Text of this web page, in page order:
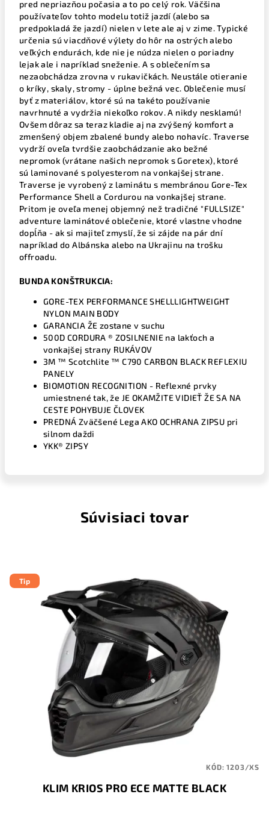
pred nepriazňou počasia a to po celý rok. Väčšina
používateľov tohto modelu totiž jazdí (alebo sa
predpokladá že jazdí) nielen v lete ale aj v zime. Typické
určenia sú viacdňové výlety do hôr na ostrých alebo
veľkých endurách, kde nie je núdza nielen o poriadny
lejak ale i napríklad sneženie. A s oblečením sa
nezaobchádza zrovna v rukavičkách. Neustále otieranie
o kríky, skaly, stromy - úplne bežná vec. Oblečenie musí
byť z materiálov, ktoré sú na takéto používanie
navrhnuté a vydržia niekoľko rokov. A nikdy nesklamú!
Ovšem dôraz sa teraz kladie aj na zvýšený komfort a
zmenšený objem zbalené bundy alebo nohavíc. Traverse
vydrží oveľa tvrdšie zaobchádzanie ako bežné
nepromok (vrátane našich nepromok s Goretex), ktoré
sú laminované s polyesterom na vonkajšej strane.
Traverse je vyrobený z laminátu s membránou Gore-Tex
Performance Shell a Cordurou na vonkajšej strane.
Pritom je oveľa menej objemný než tradičné "FULLSIZE"
adventure laminátové oblečenie, ktoré vlastne vhodne
dopĺňa - ak si majiteľ zmyslí, že si zájde na pár dní
napríklad do Albánska alebo na Ukrajinu na trošku
offroadu.
BUNDA KONŠTRUKCIA:
GORE-TEX PERFORMANCE SHELLLIGHTWEIGHT
NYLON MAIN BODY
GARANCIA ŽE zostane v suchu
500D CORDURA ® ZOSILNENIE na lakťoch a
vonkajšej strany RUKÁVOV
3M ™ Scotchlite ™ C790 CARBON BLACK REFLEXIU
PANELY
BIOMOTION RECOGNITION - Reflexné prvky
umiestnené tak, že JE OKAMŽITE VIDIEŤ ŽE SA NA
CESTE POHYBUJE ČLOVEK
PREDNÁ Zväčšené Lega AKO OCHRANA ZIPSU pri
silnom daždi
YKK® ZIPSY
Súvisiaci tovar
Tip
KLIM KRIOS PRO ECE MATTE BLACK
KÓD:1203/XS